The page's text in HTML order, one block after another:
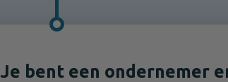
Je bent een ondernemer